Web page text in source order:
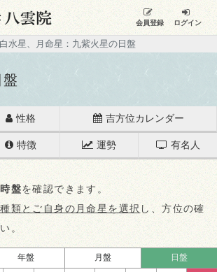
会員登録 ログイン
水星、月命星：九紫火星の日盤
性格 吉方位カレンダー
特徴 運勢 有名人
盤を確認できます。
類とご自身の月命星を選択 し、方位の確
。
年盤 月盤 日盤